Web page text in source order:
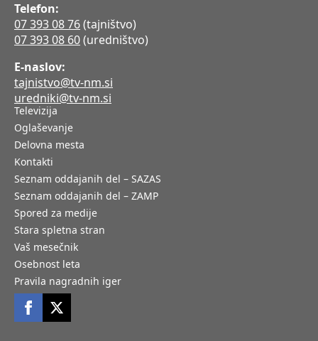
Telefon:
07 393 08 76(tajništvo)
07 393 08 60(uredništvo)
E-naslov:
tajnistvo@tv-nm.si
uredniki@tv-nm.si
Televizija
Oglaševanje
Delovna mesta
Kontakti
Seznam oddajanih del – SAZAS
Seznam oddajanih del – ZAMP
Spored za medije
Stara spletna stran
Vaš mesečnik
Osebnost leta
Pravila nagradnih iger